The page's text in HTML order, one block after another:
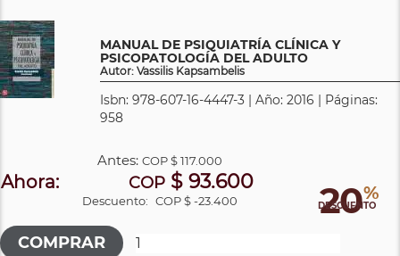
MANUAL DE PSIQUIATRÍA CLÍNICA Y
PSICOPATOLOGÍA DEL ADULTO
Autor: Vassilis Kapsambelis
Isbn: 978-607-16-4447-3 | Año: 2016 | Páginas:
958
20%
DESCUENTO
Antes:COP$ 117.000
Ahora: COP $ 93.600
Descuento: COP $ -23.400